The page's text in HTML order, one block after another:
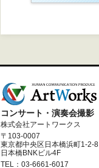
コンサート・演奏会撮影
株式会社アートワークス
〒103-0007
東京都中央区日本橋浜町1-2-8
日本橋BNKビル4F
TEL：03-6661-6017